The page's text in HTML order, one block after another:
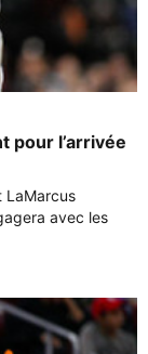
pour l’arrivée
LaMarcus
avec les